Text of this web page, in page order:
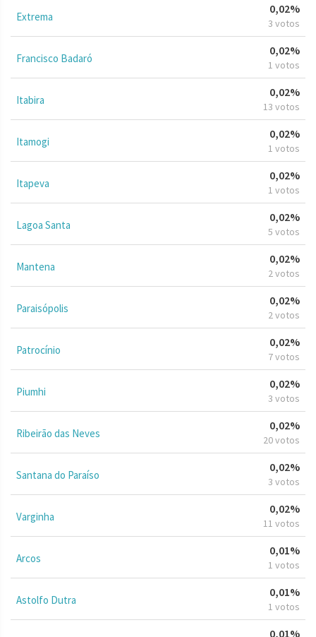
Extrema
0,02%
3 votos
Francisco Badaró
0,02%
1 votos
Itabira
0,02%
13 votos
Itamogi
0,02%
1 votos
Itapeva
0,02%
1 votos
Lagoa Santa
0,02%
5 votos
Mantena
0,02%
2 votos
Paraisópolis
0,02%
2 votos
Patrocínio
0,02%
7 votos
Piumhi
0,02%
3 votos
Ribeirão das Neves
0,02%
20 votos
Santana do Paraíso
0,02%
3 votos
Varginha
0,02%
11 votos
Arcos
0,01%
1 votos
Astolfo Dutra
0,01%
1 votos
0,01%